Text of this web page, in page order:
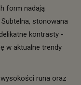
form nadają
stonowana
kontrasty -
w aktualne trendy
runa oraz